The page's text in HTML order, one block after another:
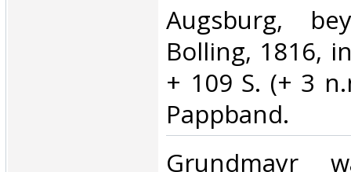
‎Augsburg,
Bolling, 1816,
+ 109 S. (+ 3
Pappband.‎
‎Grundmayr